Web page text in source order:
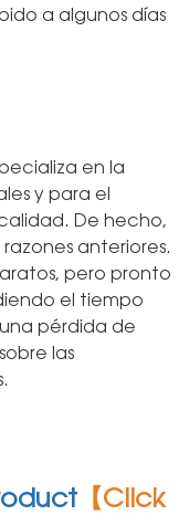
a algunos días
en la
y para el
De hecho,
anteriores.
pero pronto
el tiempo
pérdida de
las
【Click